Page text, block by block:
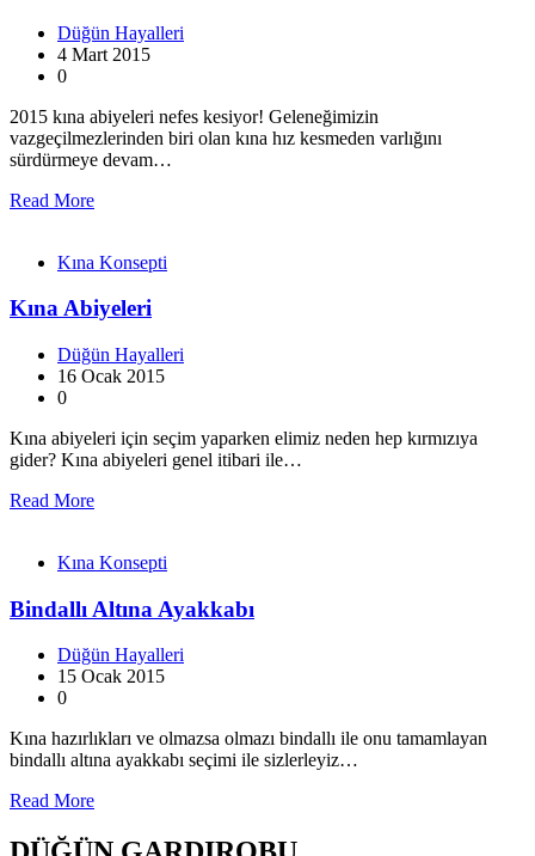
Düğün Hayalleri
4 Mart 2015
0
2015 kına abiyeleri nefes kesiyor! Geleneğimizin
vazgeçilmezlerinden biri olan kına hız kesmeden varlığını
sürdürmeye devam…
Read More
Kına Konsepti
Kına Abiyeleri
Düğün Hayalleri
16 Ocak 2015
0
Kına abiyeleri için seçim yaparken elimiz neden hep kırmızıya
gider? Kına abiyeleri genel itibari ile…
Read More
Kına Konsepti
Bindallı Altına Ayakkabı
Düğün Hayalleri
15 Ocak 2015
0
Kına hazırlıkları ve olmazsa olmazı bindallı ile onu tamamlayan
bindallı altına ayakkabı seçimi ile sizlerleyiz…
Read More